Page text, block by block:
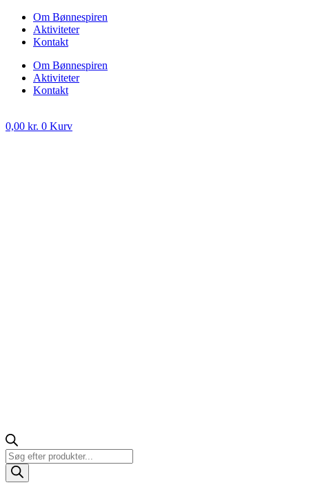
Om Bønnespiren
Aktiviteter
Kontakt
Om Bønnespiren
Aktiviteter
Kontakt
0,00 kr. 0 Kurv
Products
search